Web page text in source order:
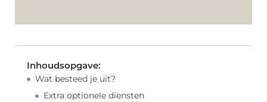
Inhoudsopgave:
Wat besteed je uit?
Extra optionele diensten